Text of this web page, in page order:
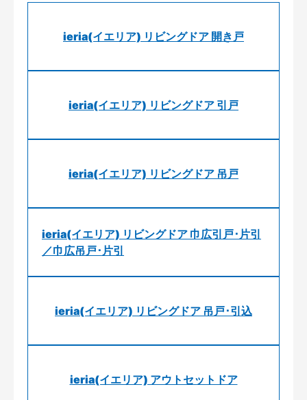
ieria(イエリア) リビングドア 開き戸
ieria(イエリア) リビングドア 引戸
ieria(イエリア) リビングドア 吊戸
ieria(イエリア) リビングドア 巾広引戸･片引
／巾広吊戸･片引
ieria(イエリア) リビングドア 吊戸･引込
ieria(イエリア) アウトセットドア